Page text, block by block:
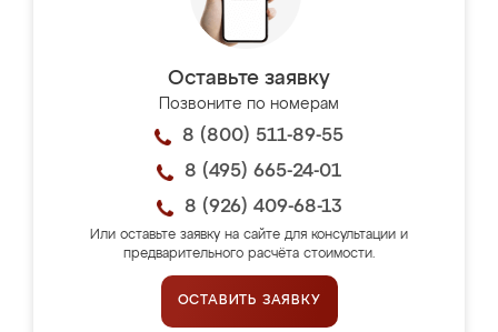
Оставьте заявку
Позвоните по номерам
8 (800) 511-89-55
8 (495) 665-24-01
8 (926) 409-68-13
Или оставьте заявку на сайте для консультации и
предварительного расчёта стоимости.
ОСТАВИТЬ ЗАЯВКУ